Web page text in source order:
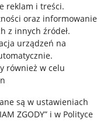
reklam i treści.
oraz informowanie
z innych źródeł.
urządzeń na
.
również w celu
są w ustawieniach
ZGODY” i w Polityce